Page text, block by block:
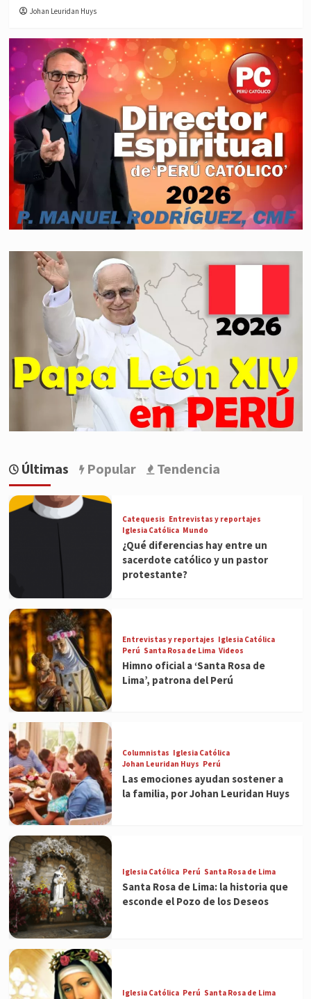
Johan Leuridan Huys
Últimas Popular Tendencia
Catequesis Entrevistas y reportajes
Iglesia Católica Mundo
¿Qué diferencias hay entre un
sacerdote católico y un pastor
protestante?
Entrevistas y reportajes Iglesia Católica
Perú Santa Rosa de Lima Videos
Himno oficial a ‘Santa Rosa de
Lima’, patrona del Perú
Columnistas Iglesia Católica
Johan Leuridan Huys Perú
Las emociones ayudan sostener a
la familia, por Johan Leuridan Huys
Iglesia Católica Perú Santa Rosa de Lima
Santa Rosa de Lima: la historia que
esconde el Pozo de los Deseos
Iglesia Católica Perú Santa Rosa de Lima